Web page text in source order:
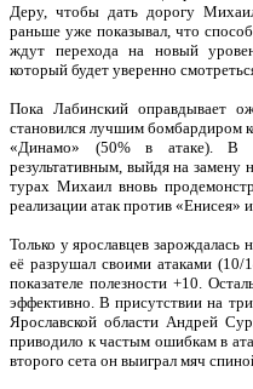
Деру, чтобы дать дорогу
раньше уже показывал, что
ждут перехода на новый
который будет уверенно
Пока Лабинский оправдывает
становился лучшим бомбардиром
«Динамо» (50% в атаке). В
результативным, выйдя на замену
турах Михаил вновь
реализации атак против «Енисея»
Только у ярославцев
её разрушал своими атаками
показателе полезности +10.
эффективно. В присутствии на
Ярославской области Андрей
приводило к частым ошибкам в
второго сета он выиграл мяч